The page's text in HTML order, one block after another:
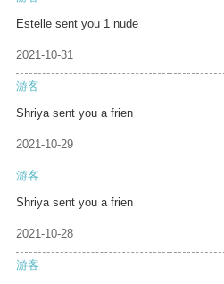
Estelle sent you 1 nude
2021-10-31
游客
Shriya sent you a frien
2021-10-29
游客
Shriya sent you a frien
2021-10-28
游客